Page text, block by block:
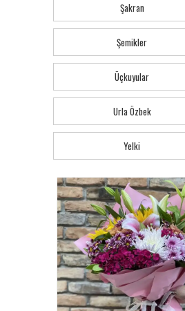
Şakran
Şemikler
Üçkuyular
Urla Özbek
Yelki